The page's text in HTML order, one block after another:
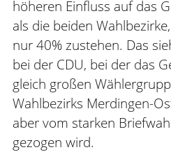
höheren Einfluss auf das
als die beiden
nur 40% zustehen. Das
bei der CDU, bei der das
gleich großen
Wahlbezirks Merdingen-
aber vom starken
gezogen wird.